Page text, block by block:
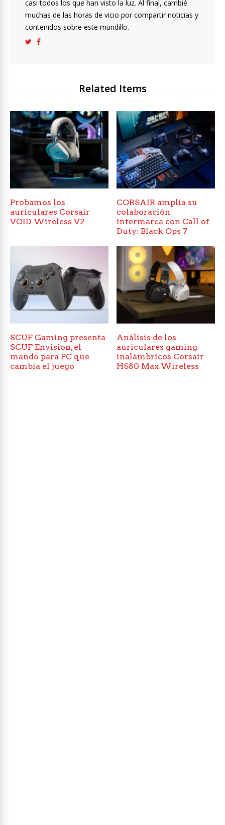
casi todos los que han visto la luz. Al final, cambié
muchas de las horas de vicio por compartir noticias y
contenidos sobre este mundillo.
Related Items
Probamos los
auriculares Corsair
VOID Wireless V2
CORSAIR amplía su
colaboración
intermarca con Call of
Duty: Black Ops 7
SCUF Gaming presenta
SCUF Envision, el
mando para PC que
cambia el juego
Análisis de los
auriculares gaming
inalámbricos Corsair
HS80 Max Wireless